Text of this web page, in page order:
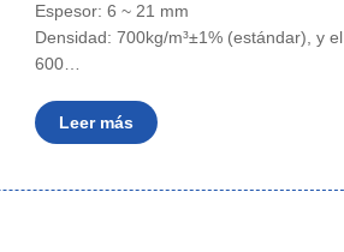
Espesor: 6 ~ 21 mm
Densidad: 700kg/m³±1% (estándar), y el
600…
Leer más